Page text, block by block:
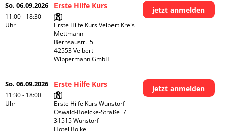
So. 06.09.2026
11:00 - 18:30
Uhr
Erste Hilfe Kurs
Erste Hilfe Kurs Velbert Kreis
Mettmann
Bernsaustr.  5
42553 Velbert
Wippermann GmbH
jetzt anmelden
So. 06.09.2026
11:30 - 18:00
Uhr
Erste Hilfe Kurs
Erste Hilfe Kurs Wunstorf
Oswald-Boelcke-Straße  7
31515 Wunstorf
Hotel Bölke
jetzt anmelden